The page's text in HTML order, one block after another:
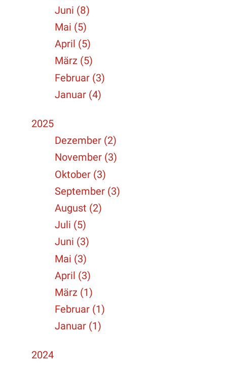
Juni (8)
Mai (5)
April (5)
März (5)
Februar (3)
Januar (4)
2025
Dezember (2)
November (3)
Oktober (3)
September (3)
August (2)
Juli (5)
Juni (3)
Mai (3)
April (3)
März (1)
Februar (1)
Januar (1)
2024